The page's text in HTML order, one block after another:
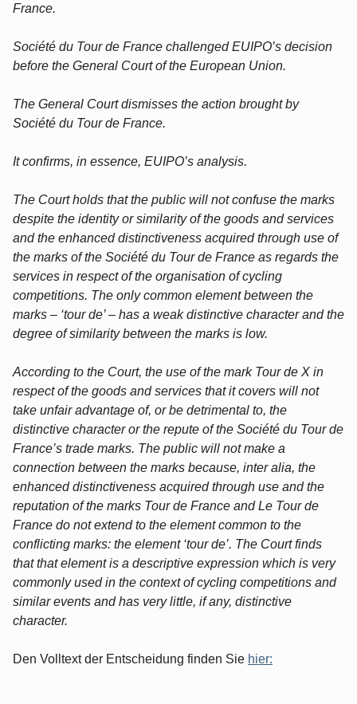
France.
Société du Tour de France challenged EUIPO’s decision
before the General Court of the European Union.
The General Court dismisses the action brought by
Société du Tour de France.
It confirms, in essence, EUIPO’s analysis.
The Court holds that the public will not confuse the marks
despite the identity or similarity of the goods and services
and the enhanced distinctiveness acquired through use of
the marks of the Société du Tour de France as regards the
services in respect of the organisation of cycling
competitions. The only common element between the
marks – ‘tour de’ – has a weak distinctive character and the
degree of similarity between the marks is low.
According to the Court, the use of the mark Tour de X in
respect of the goods and services that it covers will not
take unfair advantage of, or be detrimental to, the
distinctive character or the repute of the Société du Tour de
France’s trade marks. The public will not make a
connection between the marks because, inter alia, the
enhanced distinctiveness acquired through use and the
reputation of the marks Tour de France and Le Tour de
France do not extend to the element common to the
conflicting marks: the element ‘tour de’. The Court finds
that that element is a descriptive expression which is very
commonly used in the context of cycling competitions and
similar events and has very little, if any, distinctive
character.
Den Volltext der Entscheidung finden Sie hier: